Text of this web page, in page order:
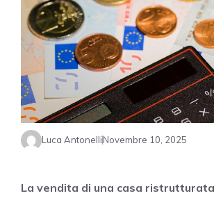
Luca AntonelliNovembre 10, 2025
La vendita di una casa